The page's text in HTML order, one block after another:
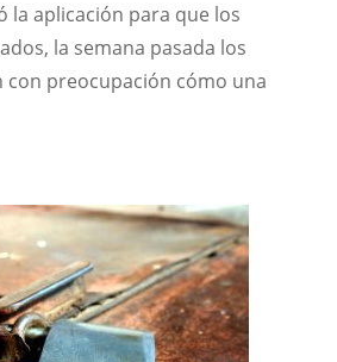
la aplicación para que los
la semana pasada los
preocupación cómo una